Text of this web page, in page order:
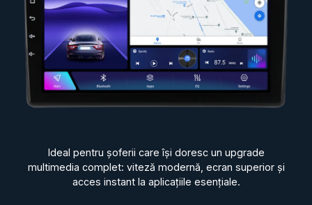
Ideal pentru șoferii care își doresc un upgrade
multimedia complet: viteză modernă, ecran superior și
acces instant la aplicațiile esențiale.